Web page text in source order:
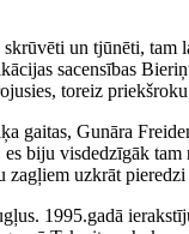
un tjūnēti,
sacensības
toreiz
gaitas, Gunāra
biju visdedzīgāk
uzkrāt
1995.gadā